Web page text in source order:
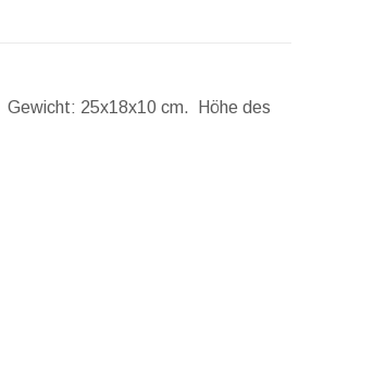
Gewicht: 25x18x10 cm.
Höhe des